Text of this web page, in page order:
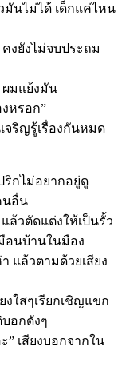
มันไม่ได้ เด็กแค่ไหน
งยังไม่จบประถม
ผมแย้งมัน
หรอก”
จริญรู้เรื่องกันหมด
กไม่อยากอยู่ดู
นอื่น
ล้วตัดแต่งให้เป็นรั้ว
อนบ้านในมือง
า แล้วตามด้วยเสียง
งใสๆเรียกเชิญแขก
อกดังๆ
” เสียงบอกจากใน